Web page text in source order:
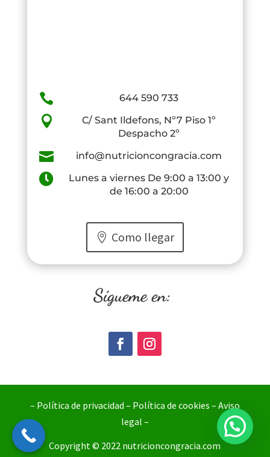
 644 590 733

C/ Sant Ildefons, Nº7 Piso 1º
Despacho 2º
 info@nutricioncongracia.com

Lunes a viernes De 9:00 a 13:00 y
de 16:00 a 20:00
Como llegar
Sígueme en:
– Política de privacidad – Política de cookies – Aviso
legal –
Copyright © 2022 nutricioncongracia.com